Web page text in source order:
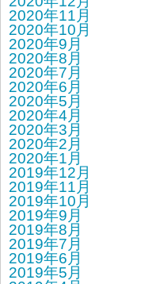
2020年11月
2020年10月
2020年9月
2020年8月
2020年7月
2020年6月
2020年5月
2020年4月
2020年3月
2020年2月
2020年1月
2019年12月
2019年11月
2019年10月
2019年9月
2019年8月
2019年7月
2019年6月
2019年5月